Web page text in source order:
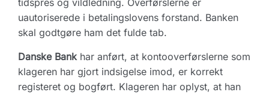
tidspres og vildledning. Overførslerne er
uautoriserede i betalingslovens forstand. Banken
skal godtgøre ham det fulde tab.
Danske Bankhar anført, at kontooverførslerne som
klageren har gjort indsigelse imod, er korrekt
registeret og bogført. Klageren har oplyst, at han